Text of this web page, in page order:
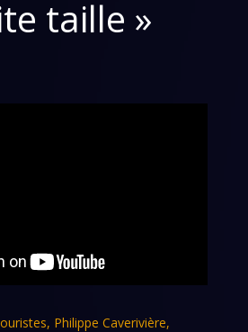
taille »
, Philippe Caverivière,